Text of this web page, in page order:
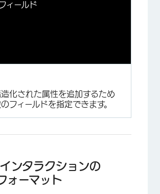
ィールド
化された属性を追加するため
フィールドを指定できます。
ンタラクションの
ォーマット